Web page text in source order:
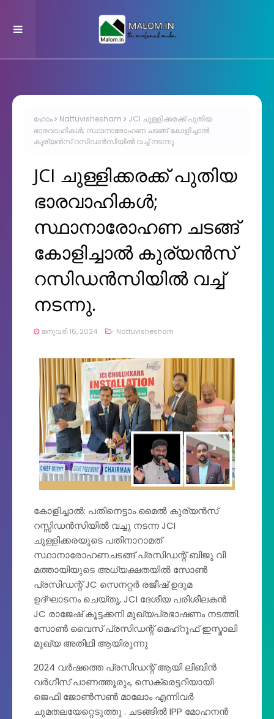
ഹോം Nattuvishesham
JCI ചുള്ളിക്കരക്ക് പുതിയ
ഭാരവാഹികൾ; സ്ഥാനാരോഹണ ചടങ്ങ് കോളിച്ചാൽ
കുര്യൻസ് റസിഡൻസിയിൽ വച്ച് നടന്നു.
JCI ചുള്ളിക്കരക്ക് പുതിയ
ഭാരവാഹികൾ;
സ്ഥാനാരോഹണ ചടങ്ങ്
കോളിച്ചാൽ കുര്യൻസ്
റസിഡൻസിയിൽ വച്ച്
നടന്നു.
ജനുവരി 16, 2024 Nattuvishesham
കോളിച്ചാൽ: പതിനെട്ടാം മൈൽ കുര്യൻസ്
റസ്സിഡൻസിയിൽ വച്ചു നടന്ന JCI
ചുള്ളിക്കരയുടെ പതിനാറാമത്
സ്ഥാനാരോഹണചടങ്ങ് പ്രസിഡന്റ്‌ ബിജു വി
മത്തായിയുടെ അധ്യക്ഷതയിൽ സോൺ
പ്രസിഡന്റ് JC സെനറ്റർ രജീഷ് ഉദുമ
ഉദ്ഘാടനം ചെയ്തു, JCI ദേശീയ പരിശീലകൻ
JC രാജേഷ് കൂട്ടക്കനി മുഖ്യപ്രഭാഷണം നടത്തി.
സോൺ വൈസ് പ്രസിഡന്റ്‌ മെഹ്‌റൂഫ് ഇസ്മാലി
മുഖ്യ അതിഥി ആയിരുന്നു
2024 വർഷത്തെ പ്രസിഡന്റ്‌ ആയി ലിബിൻ
വർഗീസ് പാണത്തൂരും, സെക്രെട്ടറിയായി
ജെഫി ജോൺസൺ മാലോം എന്നിവർ
ചുമതലയേറ്റെടുത്തു . ചടങ്ങിൽ IPP മോഹനൻ